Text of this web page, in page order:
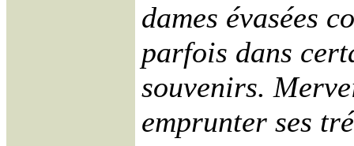
dames évasées
parfois dans
souvenirs.
emprunter ses